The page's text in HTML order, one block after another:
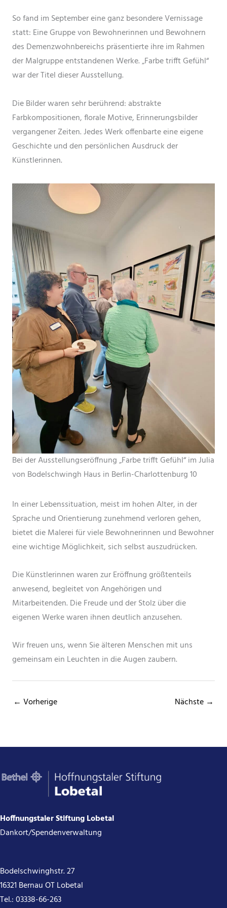
So fand im September eine ganz besondere Vernissage
statt: Eine Gruppe von Bewohnerinnen und Bewohnern
des Demenzwohnbereichs präsentierte ihre im Rahmen
der Malgruppe entstandenen Werke. „Farbe trifft Gefühl“
war der Titel dieser Ausstellung.
Die Bilder waren sehr berührend: abstrakte
Farbkompositionen, florale Motive, Erinnerungsbilder
vergangener Zeiten. Jedes Werk offenbarte eine eigene
Geschichte und den persönlichen Ausdruck der
Künstlerinnen.
Bei der Ausstellungseröffnung „Farbe trifft Gefühl“ im Julia
von Bodelschwingh Haus in Berlin-Charlottenburg 10
In einer Lebenssituation, meist im hohen Alter, in der
Sprache und Orientierung zunehmend verloren gehen,
bietet die Malerei für viele Bewohnerinnen und Bewohner
eine wichtige Möglichkeit, sich selbst auszudrücken.
Die Künstlerinnen waren zur Eröffnung größtenteils
anwesend, begleitet von Angehörigen und
Mitarbeitenden. Die Freude und der Stolz über die
eigenen Werke waren ihnen deutlich anzusehen.
Wir freuen uns, wenn Sie älteren Menschen mit uns
gemeinsam ein Leuchten in die Augen zaubern.
← Vorherige Nächste →
Hoffnungstaler Stiftung Lobetal
Dankort/Spendenverwaltung
Bodelschwinghstr. 27
16321 Bernau OT Lobetal
Tel.: 03338-66-263